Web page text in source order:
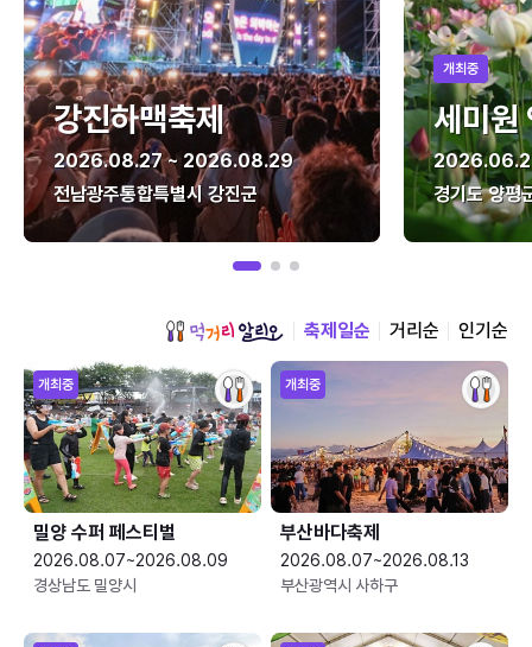
강진하맥축제
2026.08.27 ~ 2026.08.29
전남광주통합특별시 강진군
개최중
세미원
경기도 양평
축제일순 거리순 인기순
개최중
밀양 수퍼 페스티벌
2026.08.07~2026.08.09
경상남도 밀양시
개최중
부산바다축제
2026.08.07~2026.08.13
부산광역시 사하구